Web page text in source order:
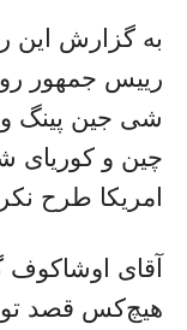
به گزارش این
رییس جمهور
شی جین پینگ
چین و کوریای
امریکا طرح
آقای
هیچ‌کس قصد